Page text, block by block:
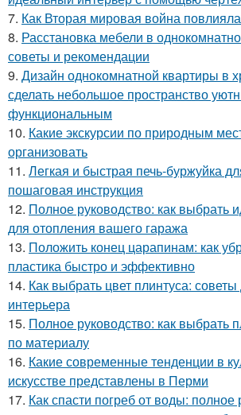
7. Как Вторая мировая война
8. Расстановка мебели в
советы и рекомендации
9. Дизайн однокомнатной квартиры в
сделать небольшое пространство
функциональным
10. Какие экскурсии по природным
организовать
11. Легкая и быстрая печь-буржуйка
пошаговая инструкция
12. Полное руководство: как выбрать
для отопления вашего гаража
13. Положить конец царапинам: как
пластика быстро и эффективно
14. Как выбрать цвет плинтуса:
интерьера
15. Полное руководство: как выбрать
по материалу
16. Какие современные тенденции в
искусстве представлены в Перми
17. Как спасти погреб от воды: полное